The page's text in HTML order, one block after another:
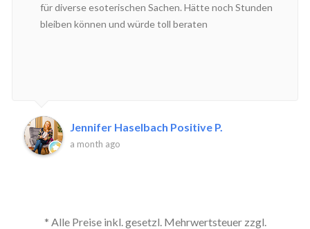
für diverse esoterischen Sachen. Hätte noch Stunden
bleiben können und würde toll beraten
Jennifer Haselbach Positive P.
a month ago
* Alle Preise inkl. gesetzl. Mehrwertsteuer zzgl.